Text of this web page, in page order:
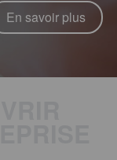
En savoir plus